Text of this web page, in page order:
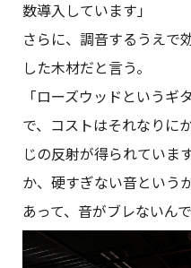
数導入しています」
さらに、調音するうえで
した木材だと言う。
「ローズウッドというギ
で、コストはそれなりに
じの反射が得られていま
か、硬すぎない音という
あって、音がブレないんで